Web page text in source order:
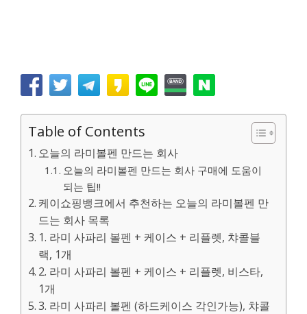
Table of Contents
오늘의 라미볼펜 만드는 회사
오늘의 라미볼펜 만드는 회사 구매에 도움이
되는 팁!!
케이쇼핑뱅크에서 추천하는 오늘의 라미볼펜 만
드는 회사 목록
1. 라미 사파리 볼펜 + 케이스 + 리플렛, 챠콜블
랙, 1개
2. 라미 사파리 볼펜 + 케이스 + 리플렛, 비스타,
1개
3. 라미 사파리 볼펜 (하드케이스 각인가능), 챠콜